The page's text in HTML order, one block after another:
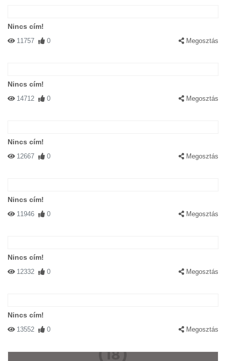
Nincs cím!
11757 0 Megosztás
Nincs cím!
14712 0 Megosztás
Nincs cím!
12667 0 Megosztás
Nincs cím!
11946 0 Megosztás
Nincs cím!
12332 0 Megosztás
Nincs cím!
13552 0 Megosztás